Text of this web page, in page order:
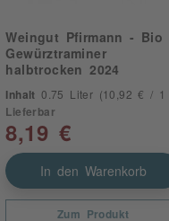
Weingut Pfirmann - Bio
Gewürztraminer
halbtrocken 2024
Inhalt0.75 Liter
(10,92 € / 1 Liter)
Lieferbar
8,19 €
In den Warenkorb
Zum Produkt